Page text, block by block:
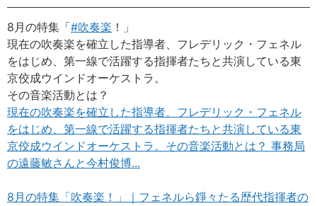
8月の特集「#吹奏楽 ！」
現在の吹奏楽を確立した指導者、フレデリック・フェネル
をはじめ、第一線で活躍する指揮者たちと共演している東
京佼成ウインドオーケストラ。
その音楽活動とは？
現在の吹奏楽を確立した指導者、フレデリック・フェネル
をはじめ、第一線で活躍する指揮者たちと共演している東
京佼成ウインドオーケストラ。その音楽活動とは？ 事務局
の遠藤敏さんと今村俊博...
8月の特集「吹奏楽！」｜フェネルら錚々たる歴代指揮者の